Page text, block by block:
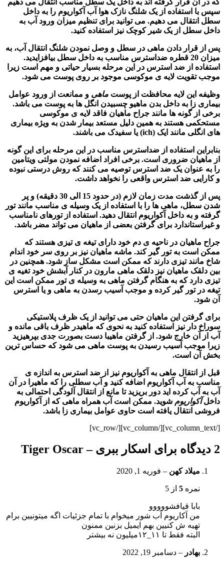
سپس با استفاده از یک شلنگ نازک هوا آب آکواریوم را به داخل
سطل انتقال می دهیم. می توانید برای تنظیم میزان ورود آب به
داخل سطل از یک شیر کوچک نیز استفاده کنید.
پس از قرار دادن ماهی در سطل و وصل نمودن شلنگ انتقال آب، به
میزان 20 قطره ضداسترس مناسب به داخل سطل بیافزایدید.
استفاده از ضد استرس در این مرحله بسیار حیاتی و مهم است زیرا
موجب تقویت لایه ی موکوسی موجود بر روی پوست می شود.
وظیفه این لایه محافظت از پوست ماهی و ممانعت از ورود عوامل
بیماری زا به داخل بدن ماهیو چسبیدن انگل ها به پوست می باشد.
برخی از گونه ها مانند جراح ماهیان فاقد لایه ی موکوسی
مستحکمی هستند به همین دلیل مستعد بیمار شدن به ویژه بیماری
های انگلی مانند ایک (ich) یا سفیدک می باشند.
بنابراین استفاده از ضداسترس مناسب در این مرحله برای این گونه
از ماهیان ضروری است. برخی افراد اضافه نمودن مولتی ویتامین
را به عنوان یک ضد استرس توصیه می کنند که روش درستی نبوده
و کارایی ضد استرس واقعی را نخواهد داشت.
پس از گذشت مدت زمان لازم (در حدود 15 الی 30 دقیقه) و پر
شدن سطل، ماهی ها را با استفاده از یک وسیله ی مناسب مانند تور
گرفته و به داخل آکواریوم انتقال دهید. استفاده از تورهای نامناسب
و غیراستاندارد برای گرفتن بعضی از ماهیان می تواند مضر باشد.
جراح ماهیان در ناحیه ی دم خود دارای تیغه ی تیزی هستند که
ممکن است به تور گیر کند. ماشه ماهیان نیز بر روی سر خود اندام
شاخ مانند تیزی دارند که ممکن است مشکل ساز شود. همچنین در
بین دلقک ماهیان نیز دلقک ماهی مارون در کنار آبشش خود تغیه ی
تیزی دارد که به هنگام گرفتن ماهی به وسیله ی تور ممکن است این
تیغه در تور گیر کرده و موجب آسیب رسدن به ماهی و یا استرس
آن شود.
برای گرفتن این ماهیان حتی می توانید از یک ظرف پلاستیکی
سوراخ دار نیز استفاده کنید به نحوی که ماهیدر ظرف باقی مانده و
آب از آن خارج شود. از گرفتن ماهیبا دست بصورت جدی بپرهیزید
زیرا موجب آسیب رسیدن به پوست ماهی می شود که حساس ترین
بخش آن است.
قبل از انتقال ماهی به آکواریوم نیز از ضد استرس به اندازه ی
مناسب به آب آکواریوم اضافه کنید و آب سطلی را که ماهیرا در آن
آب به آب کرده اید دور بریزید تا مانع از انتقال آلودگی احتمالی به
داخلآکواریوم شوید. ممکن است آب همراه ماهی که از
آکواریوم
فروشی انتقال یافته است حاوی عوامل بیماری زا باشد.
[/vc_column_text][/vc_column][/vc_row]
2 دیدگاه برای اسکار ببری – Tiger Oscar
میلاد کهن – فوریه 1, 2020
نمره 5 از 5
بابا قیافشووووو
من آکاریوم آب شور میخوام با تمام جزئیات اگه میتونیین برام
تهیه ش کنیین بهم ایمیل بزنین ممنون
البته فقط تا ۱۱_۱۲میلیون نه بیشتر
بهادر – دسامبر 19, 2022